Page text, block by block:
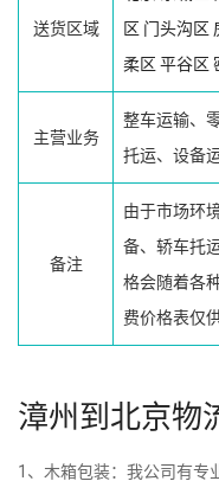
送货区域
区 门头沟区
柔区 平谷区
主营业务
整车运输、
托运、设备
备注
由于市场环
备、轿车托
格会随着各
费价格表仅
漳州到北京物
1、木箱包装：我公司有专